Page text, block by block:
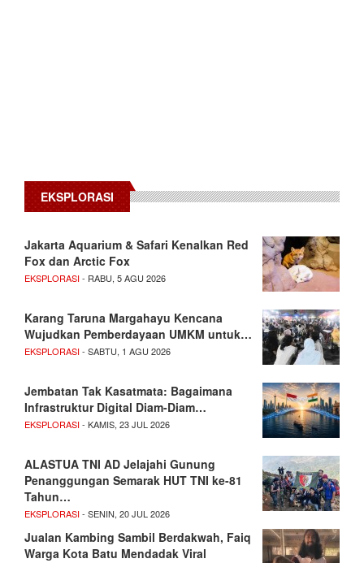
EKSPLORASI
Jakarta Aquarium & Safari Kenalkan Red
Fox dan Arctic Fox
EKSPLORASI- RABU, 5 AGU 2026
Karang Taruna Margahayu Kencana
Wujudkan Pemberdayaan UMKM untuk…
EKSPLORASI- SABTU, 1 AGU 2026
Jembatan Tak Kasatmata: Bagaimana
Infrastruktur Digital Diam-Diam…
EKSPLORASI- KAMIS, 23 JUL 2026
ALASTUA TNI AD Jelajahi Gunung
Penanggungan Semarak HUT TNI ke-81
Tahun…
EKSPLORASI- SENIN, 20 JUL 2026
Jualan Kambing Sambil Berdakwah, Faiq
Warga Kota Batu Mendadak Viral